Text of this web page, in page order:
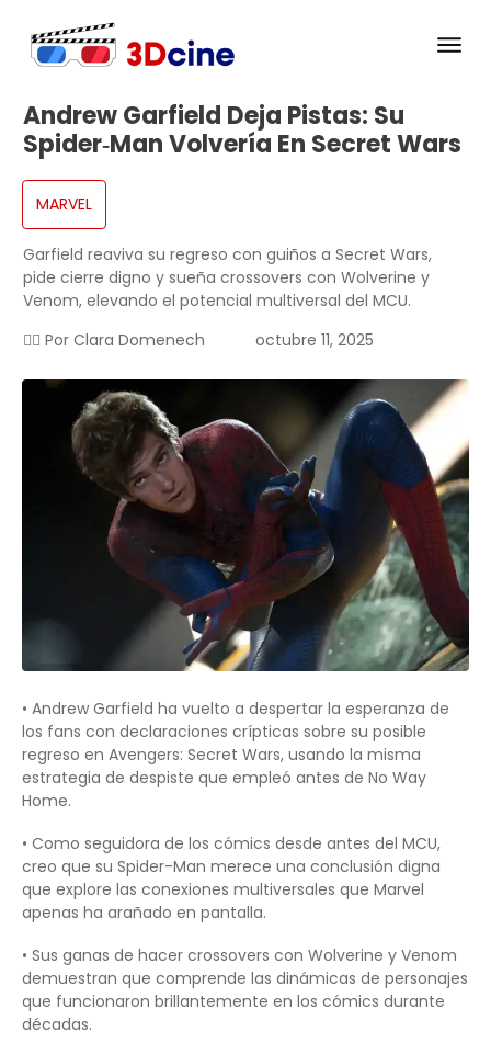
Andrew Garfield Deja Pistas: Su
Spider‑Man Volvería En Secret Wars
MARVEL
Garfield reaviva su regreso con guiños a Secret Wars,
pide cierre digno y sueña crossovers con Wolverine y
Venom, elevando el potencial multiversal del MCU.
✍🏻 Por Clara Domenech octubre 11, 2025
• Andrew Garfield ha vuelto a despertar la esperanza de
los fans con declaraciones crípticas sobre su posible
regreso en Avengers: Secret Wars, usando la misma
estrategia de despiste que empleó antes de No Way
Home.
• Como seguidora de los cómics desde antes del MCU,
creo que su Spider-Man merece una conclusión digna
que explore las conexiones multiversales que Marvel
apenas ha arañado en pantalla.
• Sus ganas de hacer crossovers con Wolverine y Venom
demuestran que comprende las dinámicas de personajes
que funcionaron brillantemente en los cómics durante
décadas.